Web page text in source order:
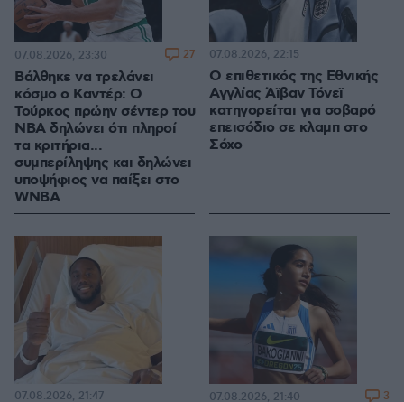
Βάλθηκε να τρελάνει
κόσμο ο Καντέρ: Ο
Τούρκος πρώην σέντερ του
NBA δηλώνει ότι πληροί
τα κριτήρια...
συμπερίληψης και δηλώνει
υποψήφιος να παίξει στο
WNBA
07.08.2026, 23:30 27
Ο επιθετικός της Εθνικής
Αγγλίας Άϊβαν Τόνεϊ
κατηγορείται για σοβαρό
επεισόδιο σε κλαμπ στο
Σόχο
07.08.2026, 22:15
07.08.2026, 21:47 07.08.2026, 21:40 3